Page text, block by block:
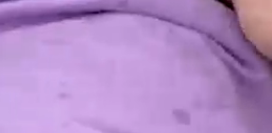
DIE WELT